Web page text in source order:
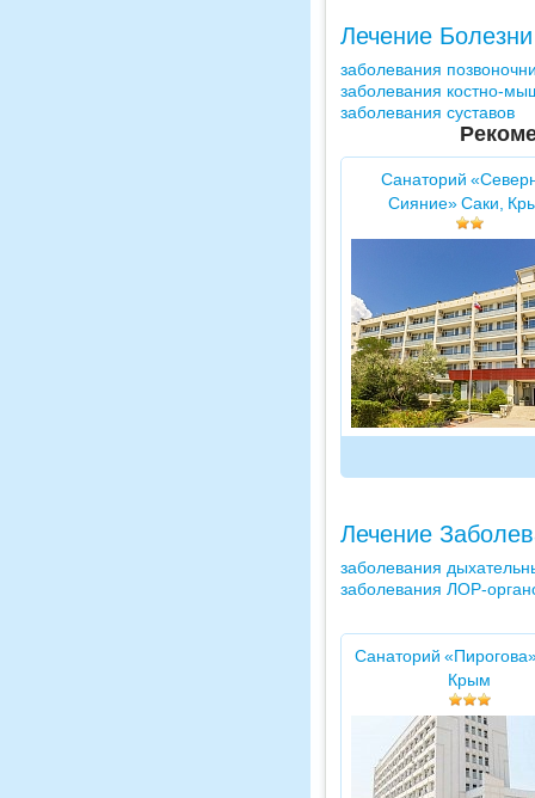
Лечение
заболевания
заболевания костно-
заболевания суставов
Санаторий
Сияние» Саки,
Лечение
заболевания
заболевания ЛОР-
Санаторий
Крым